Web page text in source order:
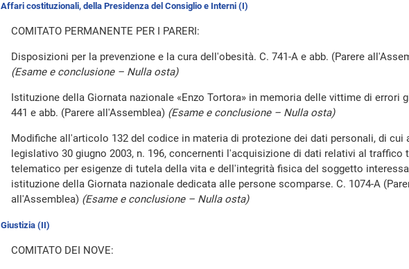
Affari costituzionali, della Presidenza del Consiglio e Interni (I)
COMITATO PERMANENTE PER I PARERI:
Disposizioni per la prevenzione e la cura dell'obesità. C. 741-A e abb. (Parere
(Esame e conclusione – Nulla osta)
Istituzione della Giornata nazionale «Enzo Tortora» in memoria delle vittime di errori
441 e abb. (Parere all'Assemblea) (Esame e conclusione – Nulla osta)
Modifiche all'articolo 132 del codice in materia di protezione dei dati personali, di cui
legislativo 30 giugno 2003, n. 196, concernenti l'acquisizione di dati relativi al traffico
telematico per esigenze di tutela della vita e dell'integrità fisica del soggetto
istituzione della Giornata nazionale dedicata alle persone scomparse. C. 1074-A
all'Assemblea) (Esame e conclusione – Nulla osta)
Giustizia (II)
COMITATO DEI NOVE: